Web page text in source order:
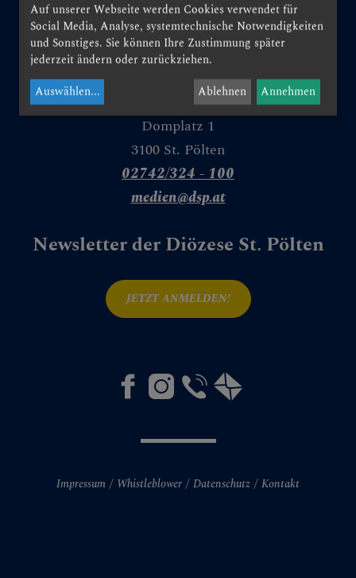
FRAGEN
GLAUBEN
ERLEBEN
MITMACHEN
BEGEGNEN
Domplatz 1
3100 St. Pölten
02742/324 - 100
medien@dsp.at
Newsletter der Diözese St. Pölten
JETZT ANMELDEN!
Impressum Whistleblower Datenschutz Kontakt
Auf unserer Webseite werden Cookies verwendet für
Social Media, Analyse, systemtechnische Notwendigkeiten
und Sonstiges. Sie können Ihre Zustimmung später
jederzeit ändern oder zurückziehen.
Auswählen... Ablehnen Annehmen